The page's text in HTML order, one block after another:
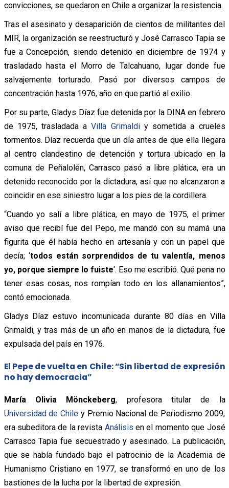
convicciones, se quedaron en Chile a organizar la resistencia.
Tras el asesinato y desaparición de cientos de militantes del
MIR, la organización se reestructuró y José Carrasco Tapia se
fue a Concepción, siendo detenido en diciembre de 1974 y
trasladado hasta el Morro de Talcahuano, lugar donde fue
salvajemente torturado. Pasó por diversos campos de
concentración hasta 1976, año en que partió al exilio.
Por su parte, Gladys Díaz fue detenida por la DINA en febrero
de 1975, trasladada aVilla Grimaldiy sometida a crueles
tormentos. Díaz recuerda que un día antes de que ella llegara
al centro clandestino de detención y tortura ubicado en la
comuna de Peñalolén, Carrasco pasó a libre plática, era un
detenido reconocido por la dictadura, así que no alcanzaron a
coincidir en ese siniestro lugar a los pies de la cordillera.
“Cuando yo salí a libre plática, en mayo de 1975, el primer
aviso que recibí fue del Pepo, me mandó con su mamá una
figurita que él había hecho en artesanía y con un papel que
decía; ‘todos están sorprendidos de tu valentía, menos
yo, porque siempre lo fuiste‘. Eso me escribió. Qué pena no
tener esas cosas, nos rompían todo en los allanamientos”,
contó emocionada.
Gladys Dí­az estuvo incomunicada durante 80 dí­as en Villa
Grimaldi, y tras más de un año en manos de la dictadura, fue
expulsada del país en 1976.
El Pepe de vuelta en Chile: “Sin libertad de expresión
no hay democracia”
María Olivia Mönckeberg, profesora titular de la
Universidad de Chile y Premio Nacional de Periodismo 2009,
era subeditora de la revista Análisis en el momento que José
Carrasco Tapia fue secuestrado y asesinado. La publicación,
que se había fundado bajo el patrocinio de la Academia de
Humanismo Cristiano en 1977, se transformó en uno de los
bastiones de la lucha por la libertad de expresión.